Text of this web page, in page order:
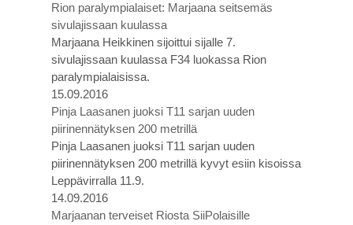
Rion paralympialaiset: Marjaana seitsemäs
sivulajissaan kuulassa
Marjaana Heikkinen sijoittui sijalle 7.
sivulajissaan kuulassa F34 luokassa Rion
paralympialaisissa.
15.09.2016
Pinja Laasanen juoksi T11 sarjan uuden
piirinennätyksen 200 metrillä
Pinja Laasanen juoksi T11 sarjan uuden
piirinennätyksen 200 metrillä kyvyt esiin kisoissa
Leppävirralla 11.9.
14.09.2016
Marjaanan terveiset Riosta SiiPolaisille